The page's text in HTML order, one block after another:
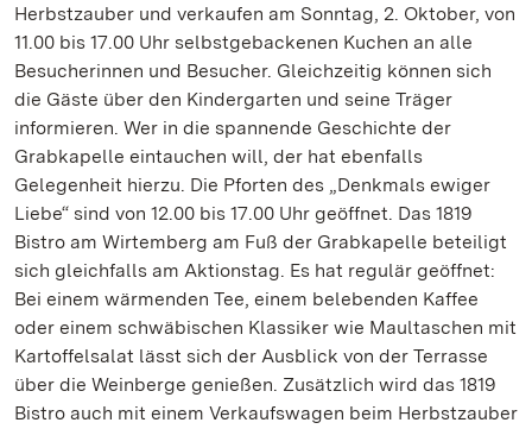
Herbstzauber und verkaufen am Sonntag, 2. Oktober, von
11.00 bis 17.00 Uhr selbstgebackenen Kuchen an alle
Besucherinnen und Besucher. Gleichzeitig können sich
die Gäste über den Kindergarten und seine Träger
informieren. Wer in die spannende Geschichte der
Grabkapelle eintauchen will, der hat ebenfalls
Gelegenheit hierzu. Die Pforten des „Denkmals ewiger
Liebe“ sind von 12.00 bis 17.00 Uhr geöffnet. Das 1819
Bistro am Wirtemberg am Fuß der Grabkapelle beteiligt
sich gleichfalls am Aktionstag. Es hat regulär geöffnet:
Bei einem wärmenden Tee, einem belebenden Kaffee
oder einem schwäbischen Klassiker wie Maultaschen mit
Kartoffelsalat lässt sich der Ausblick von der Terrasse
über die Weinberge genießen. Zusätzlich wird das 1819
Bistro auch mit einem Verkaufswagen beim Herbstzauber